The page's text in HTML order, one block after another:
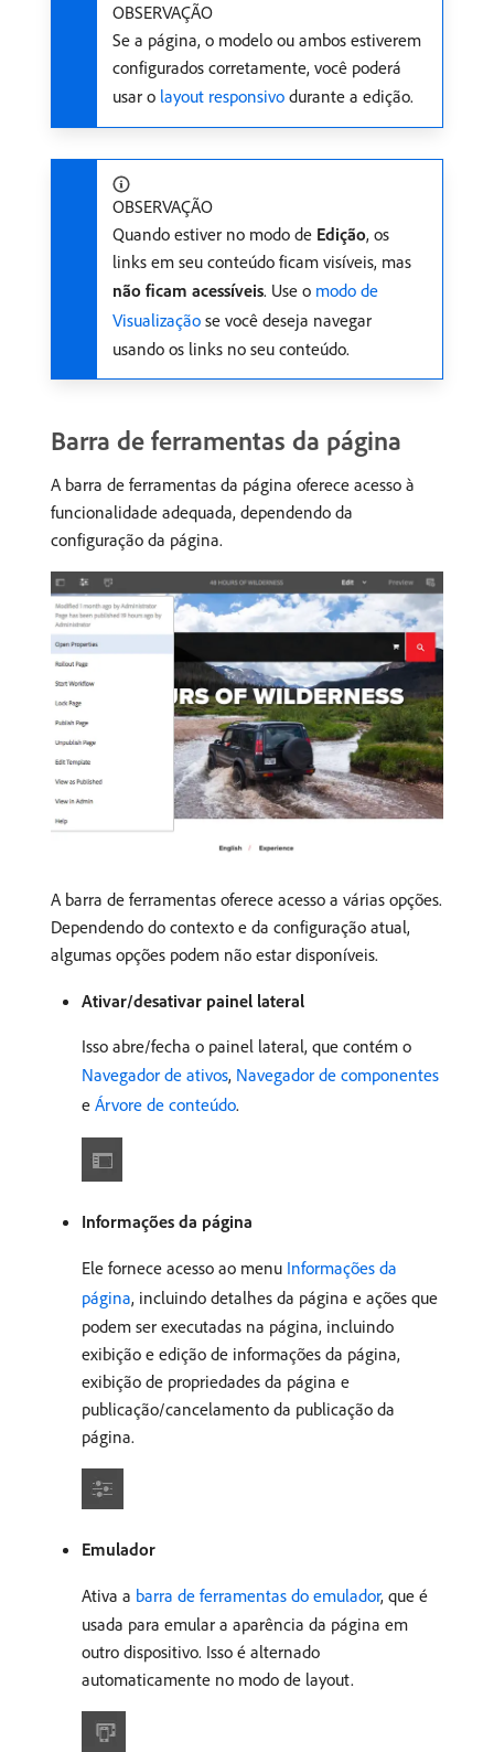
OBSERVAÇÃO
Se a página, o modelo ou ambos estiverem
configurados corretamente, você poderá
usar o layout responsivo durante a edição.
OBSERVAÇÃO
Quando estiver no modo de Edição, os
links em seu conteúdo ficam visíveis, mas
não ficam acessíveis. Use o modo de
Visualização se você deseja navegar
usando os links no seu conteúdo.
Barra de ferramentas da página
A barra de ferramentas da página oferece acesso à
funcionalidade adequada, dependendo da
configuração da página.
A barra de ferramentas oferece acesso a várias opções.
Dependendo do contexto e da configuração atual,
algumas opções podem não estar disponíveis.
Ativar/desativar painel lateral
Isso abre/fecha o painel lateral, que contém o
Navegador de ativos, Navegador de componentes
e Árvore de conteúdo.
Informações da página
Ele fornece acesso ao menu Informações da
página, incluindo detalhes da página e ações que
podem ser executadas na página, incluindo
exibição e edição de informações da página,
exibição de propriedades da página e
publicação/cancelamento da publicação da
página.
Emulador
Ativa a barra de ferramentas do emulador, que é
usada para emular a aparência da página em
outro dispositivo. Isso é alternado
automaticamente no modo de layout.